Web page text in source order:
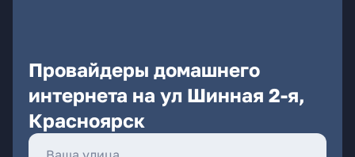
Провайдеры домашнего
интернета на ул Шинная 2-я,
Красноярск